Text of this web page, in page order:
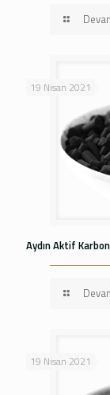
19 Nisan 2021
Aydın Aktif Karbon
19 Nisan 2021